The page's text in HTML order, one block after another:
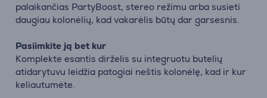
palaikančias PartyBoost, stereo režimu arba susieti
daugiau kolonėlių, kad vakarėlis būtų dar garsesnis.
Pasiimkite ją bet kur
Komplekte esantis dirželis su integruotu butelių
atidarytuvu leidžia patogiai neštis kolonėlę, kad ir kur
keliautumėte.